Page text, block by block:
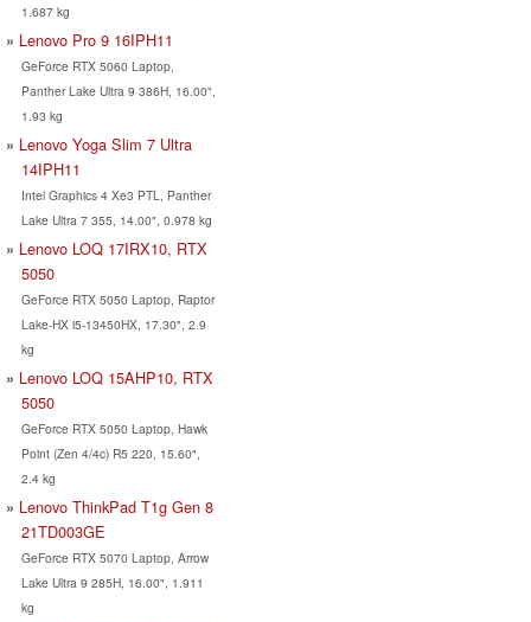
1.687 kg
Lenovo Pro 9 16IPH11
GeForce RTX 5060 Laptop,
Panther Lake Ultra 9 386H, 16.00",
1.93 kg
Lenovo Yoga Slim 7 Ultra
14IPH11
Intel Graphics 4 Xe3 PTL, Panther
Lake Ultra 7 355, 14.00", 0.978 kg
Lenovo LOQ 17IRX10, RTX
5050
GeForce RTX 5050 Laptop, Raptor
Lake-HX i5-13450HX, 17.30", 2.9
kg
Lenovo LOQ 15AHP10, RTX
5050
GeForce RTX 5050 Laptop, Hawk
Point (Zen 4/4c) R5 220, 15.60",
2.4 kg
Lenovo ThinkPad T1g Gen 8
21TD003GE
GeForce RTX 5070 Laptop, Arrow
Lake Ultra 9 285H, 16.00", 1.911
kg